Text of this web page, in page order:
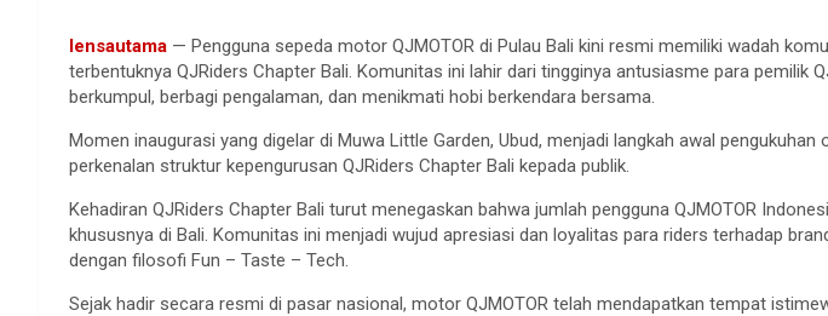
lensautama — Pengguna sepeda motor QJMOTOR di Pulau Bali kini resmi memiliki wadah
terbentuknya QJRiders Chapter Bali. Komunitas ini lahir dari tingginya antusiasme para pemilik
berkumpul, berbagi pengalaman, dan menikmati hobi berkendara bersama.
Momen inaugurasi yang digelar di Muwa Little Garden, Ubud, menjadi langkah awal pengukuhan
perkenalan struktur kepengurusan QJRiders Chapter Bali kepada publik.
Kehadiran QJRiders Chapter Bali turut menegaskan bahwa jumlah pengguna QJMOTOR
khususnya di Bali. Komunitas ini menjadi wujud apresiasi dan loyalitas para riders terhadap
dengan filosofi Fun – Taste – Tech.
Sejak hadir secara resmi di pasar nasional, motor QJMOTOR telah mendapatkan tempat